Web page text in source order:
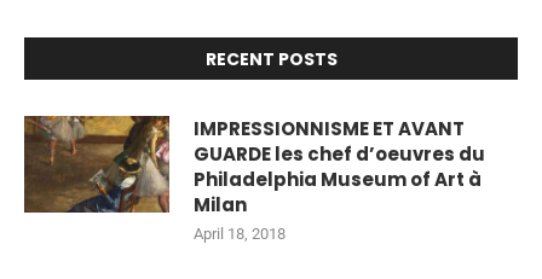
RECENT POSTS
IMPRESSIONNISME ET AVANT
GUARDE les chef d’oeuvres du
Philadelphia Museum of Art à
Milan
April 18, 2018